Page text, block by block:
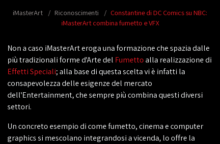
iMasterArt Riconoscimenti
Constantine di DC Comics su NBC:
iMasterArt combina fumetto e VFX
Non a caso iMasterArt eroga una formazione che spazia dalle
più tradizionali forme d'Arte del Fumettoalla realizzazione di
Effetti Speciali; alla base di questa scelta vi è infatti la
consapevolezza delle esigenze del mercato
dell'Entertainment, che sempre più combina questi diversi
settori.
Un concreto esempio di come fumetto, cinema e computer
graphics si mescolano integrandosi a vicenda, lo offre la